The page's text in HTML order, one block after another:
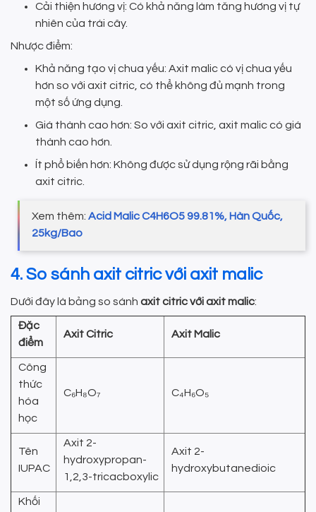
Cải thiện hương vị: Có khả năng làm tăng hương vị tự
nhiên của trái cây.
Nhược điểm:
Khả năng tạo vị chua yếu: Axit malic có vị chua yếu
hơn so với axit citric, có thể không đủ mạnh trong
một số ứng dụng.
Giá thành cao hơn: So với axit citric, axit malic có giá
thành cao hơn.
Ít phổ biến hơn: Không được sử dụng rộng rãi bằng
axit citric.
Xem thêm: Acid Malic C4H6O5 99.81%, Hàn Quốc,
25kg/Bao
4. So sánh axit citric với axit malic
Dưới đây là bảng so sánh axit citric với axit malic:
Đặc
điểm
Axit Citric Axit Malic
Công
thức
hóa
học
C₆H₈O₇ C₄H₆O₅
Tên
IUPAC
Axit 2-
hydroxypropan-
1,2,3-tricacboxylic
Axit 2-
hydroxybutanedioic
Khối